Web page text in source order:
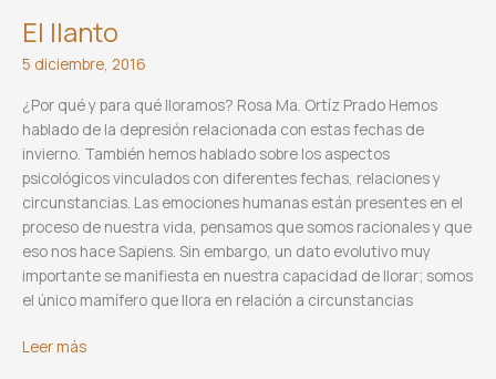
El llanto
5 diciembre, 2016
¿Por qué y para qué lloramos? Rosa Ma. Ortíz Prado Hemos
hablado de la depresión relacionada con estas fechas de
invierno. También hemos hablado sobre los aspectos
psicológicos vinculados con diferentes fechas, relaciones y
circunstancias. Las emociones humanas están presentes en el
proceso de nuestra vida, pensamos que somos racionales y que
eso nos hace Sapiens. Sin embargo, un dato evolutivo muy
importante se manifiesta en nuestra capacidad de llorar; somos
el único mamífero que llora en relación a circunstancias
El
Leer más